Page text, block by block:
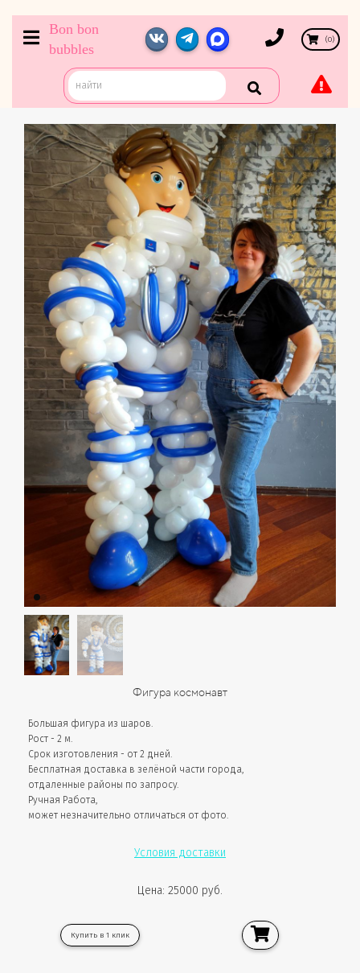
Bon bon
bubbles
(0)
Фигура космонавт
Большая фигура из шаров.
Рост - 2 м.
Срок изготовления - от 2 дней.
Бесплатная доставка в зелёной части города,
отдаленные районы по запросу.
Ручная Работа,
может незначительно отличаться от фото.
Условия доставки
Цена: 25000 руб.
Купить в 1 клик